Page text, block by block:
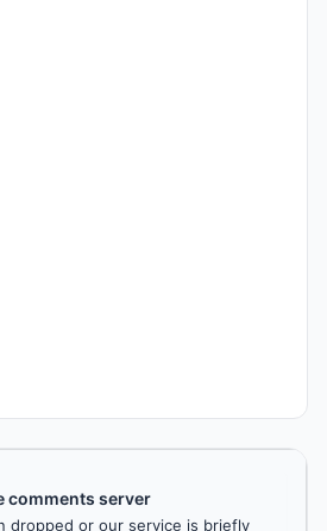
comments server
dropped or our service is briefly